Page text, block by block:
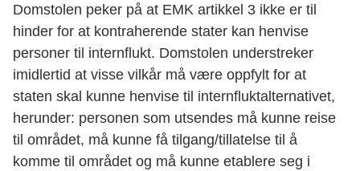
Domstolen peker på at EMK artikkel 3 ikke er til
hinder for at kontraherende stater kan henvise
personer til internflukt. Domstolen understreker
imidlertid at visse vilkår må være oppfylt for at
staten skal kunne henvise til internfluktalternativet,
herunder: personen som utsendes må kunne reise
til området, må kunne få tilgang/tillatelse til å
komme til området og må kunne etablere seg i